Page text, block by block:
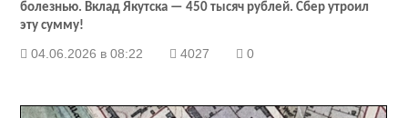
болезнью. Вклад Якутска — 450 тысяч рублей. Сбер утроил
эту сумму!
04.06.2026 в 08:22 4027 0